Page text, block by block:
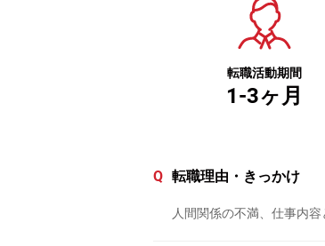
転職活動期間
1-3ヶ月
Q 転職理由・きっかけ
人間関係の不満、仕事内